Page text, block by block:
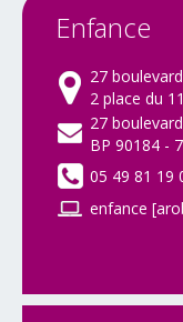
Enfance
27
2 place du
27
BP 90184 -
05 49 81 19
enfance